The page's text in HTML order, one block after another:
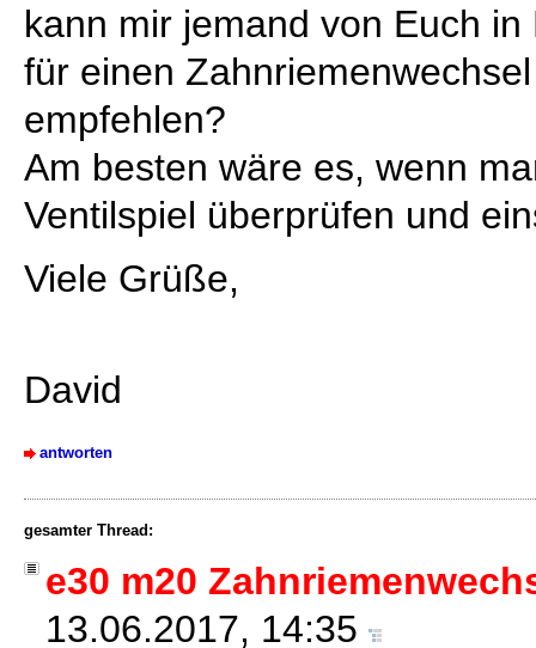
kann mir jemand von Euch
für einen
empfehlen?
Am besten wäre es, wenn
Ventilspiel überprüfen und
Viele Grüße,
David
antworten
gesamter Thread:
e30 m20
13.06.2017, 14:35